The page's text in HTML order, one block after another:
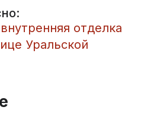
отделка
Уральской